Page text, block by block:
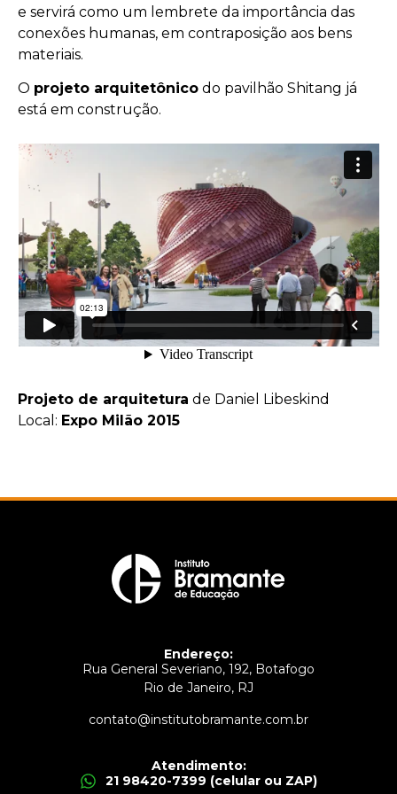
e servirá como um lembrete da importância das
conexões humanas, em contraposição aos bens
materiais.
O projeto arquitetônico do pavilhão Shitang já
está em construção.
Projeto de arquitetura de Daniel Libeskind
Local: Expo Milão 2015
Endereço:
Rua General Severiano, 192, Botafogo
Rio de Janeiro, RJ
contato@institutobramante.com.br
Atendimento:
21 98420-7399 (celular ou ZAP)